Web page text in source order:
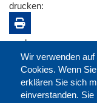
Wir verwenden
Cookies. Wenn
erklären Sie sich
einverstanden. Sie
drucken:
merken: